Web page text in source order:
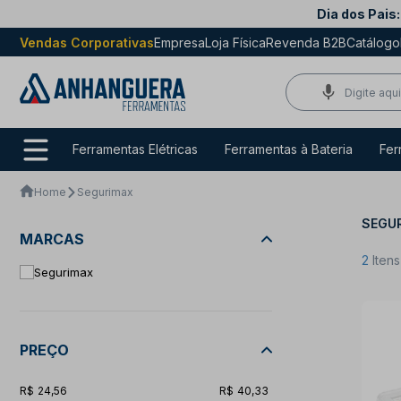
Dia dos Pais:
Vendas CorporativasEmpresaLoja FísicaRevenda B2BCatálogo
Ferramentas Elétricas Ferramentas à Bateria
Home Segurimax
MARCAS
Segurimax
PREÇO
24,56 40,33
2